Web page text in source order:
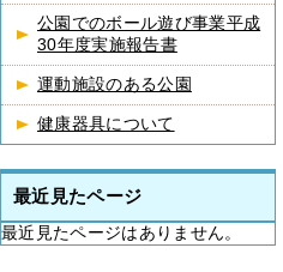
公園でのボール遊び事業平成
30年度実施報告書
運動施設のある公園
健康器具について
最近見たページ
最近見たページはありません。